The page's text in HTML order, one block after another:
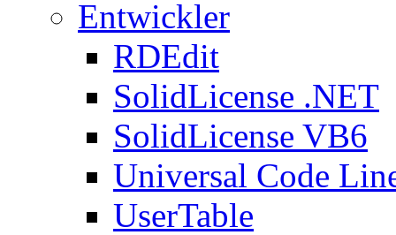
Entwickler
RDEdit
SolidLicense .NET
SolidLicense VB6
Universal Code
UserTable